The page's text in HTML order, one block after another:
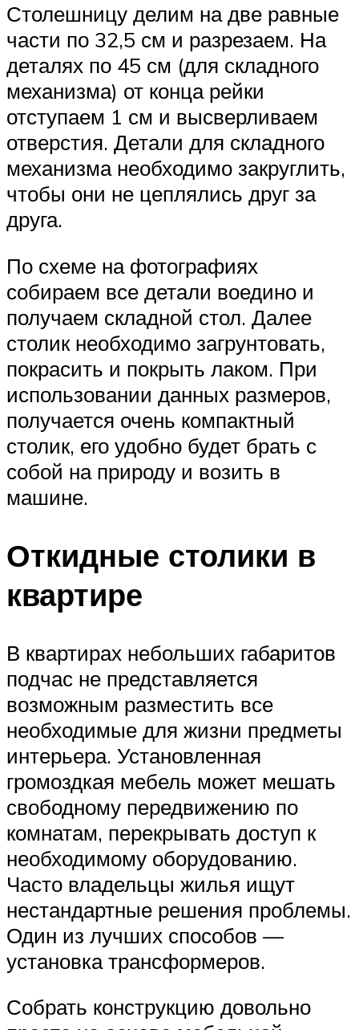
Столешницу делим на две равные
части по 32,5 см и разрезаем. На
деталях по 45 см (для складного
механизма) от конца рейки
отступаем 1 см и высверливаем
отверстия. Детали для складного
механизма необходимо закруглить,
чтобы они не цеплялись друг за
друга.
По схеме на фотографиях
собираем все детали воедино и
получаем складной стол. Далее
столик необходимо загрунтовать,
покрасить и покрыть лаком. При
использовании данных размеров,
получается очень компактный
столик, его удобно будет брать с
собой на природу и возить в
машине.
Откидные столики в
квартире
В квартирах небольших габаритов
подчас не представляется
возможным разместить все
необходимые для жизни предметы
интерьера. Установленная
громоздкая мебель может мешать
свободному передвижению по
комнатам, перекрывать доступ к
необходимому оборудованию.
Часто владельцы жилья ищут
нестандартные решения проблемы.
Один из лучших способов —
установка трансформеров.
Собрать конструкцию довольно